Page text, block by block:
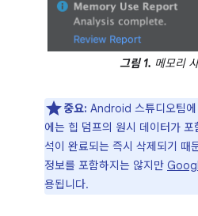
그림 1. 메모리
중요: Android 스튜디오팀에
에는 힙 덤프의 원시 데이터가
석이 완료되는 즉시 삭제되기 때
정보를 포함하지는 않지만
용됩니다.